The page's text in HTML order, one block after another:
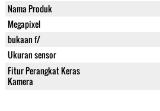
Nama Produk
Megapixel
bukaan f/
Ukuran sensor
Fitur Perangkat Keras
Kamera